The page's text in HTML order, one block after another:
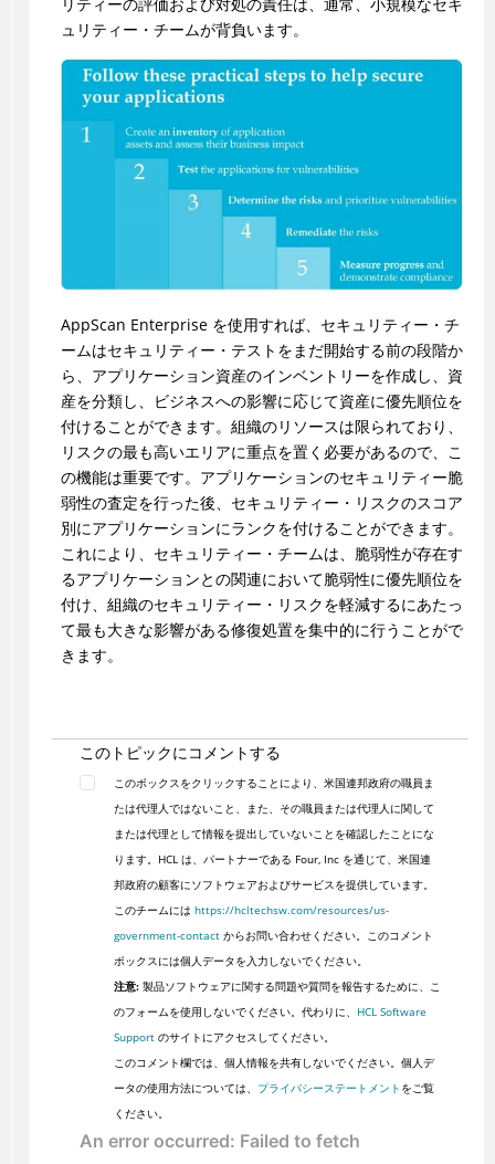
ュリティー・チームが背負います。
AppScan Enterprise を使用すれば、セキュリティー・チ
ームはセキュリティー・テストをまだ開始する前の段階か
ら、アプリケーション資産のインベントリーを作成し、資
産を分類し、ビジネスへの影響に応じて資産に優先順位を
付けることができます。組織のリソースは限られており、
リスクの最も高いエリアに重点を置く必要があるので、こ
の機能は重要です。アプリケーションのセキュリティー脆
弱性の査定を行った後、セキュリティー・リスクのスコア
別にアプリケーションにランクを付けることができます。
これにより、セキュリティー・チームは、脆弱性が存在す
るアプリケーションとの関連において脆弱性に優先順位を
付け、組織のセキュリティー・リスクを軽減するにあたっ
て最も大きな影響がある修復処置を集中的に行うことがで
きます。
このトピックにコメントする
このボックスをクリックすることにより、米国連邦政府の職員ま
たは代理人ではないこと、また、その職員または代理人に関して
または代理として情報を提出していないことを確認したことにな
ります。HCL は、パートナーである Four, Inc を通じて、米国連
邦政府の顧客にソフトウェアおよびサービスを提供しています。
このチームには https://hcltechsw.com/resources/us-
government-contactからお問い合わせください。このコメント
ボックスには個人データを入力しないでください。
注意:製品ソフトウェアに関する問題や質問を報告するために、こ
のフォームを使用しないでください。代わりに、 HCL Software
Supportのサイトにアクセスしてください。
このコメント欄では、個人情報を共有しないでください。個人デ
ータの使用方法については、 プライバシーステートメント をご覧
ください。